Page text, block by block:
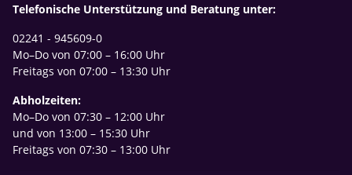
Telefonische Unterstützung und Beratung unter:
02241 - 945609-0
Mo–Do von 07:00 – 16:00 Uhr
Freitags von 07:00 – 13:30 Uhr
Abholzeiten:
Mo–Do von 07:30 – 12:00 Uhr
und von 13:00 – 15:30 Uhr
Freitags von 07:30 – 13:00 Uhr